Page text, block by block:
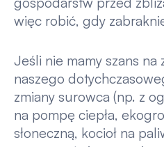
więc robić, gdy
Jeśli nie mamy szans na
naszego
zmiany surowca (np. z
na pompę ciepła,
słoneczną, kocioł na